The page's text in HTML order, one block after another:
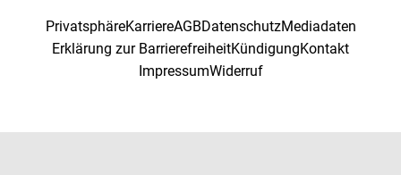
PrivatsphäreKarriereAGBDatenschutzMediadaten
Erklärung zur BarrierefreiheitKündigungKontakt
ImpressumWiderruf